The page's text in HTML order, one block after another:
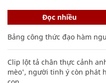
Đọc nhiều
Bảng công thức đạo hàm
Clip lột tả chân thực cảnh
mèo', người tinh ý còn phát